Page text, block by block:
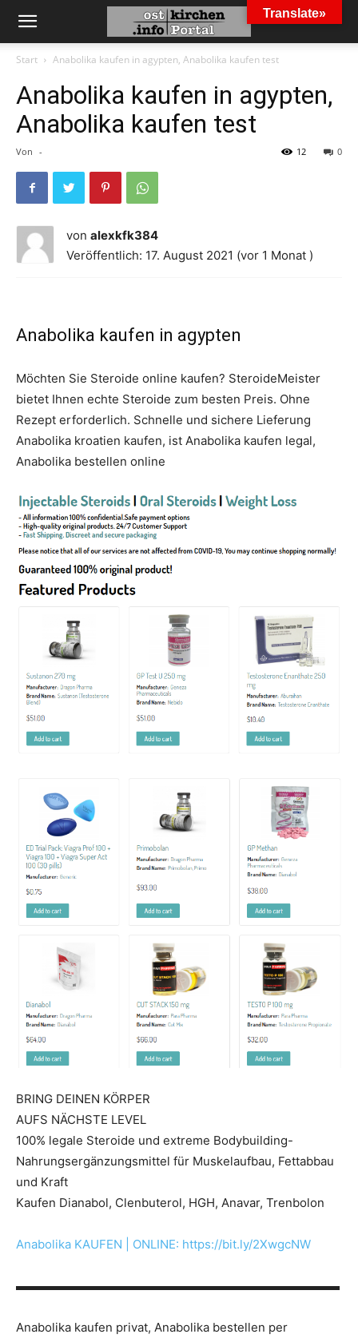
Start Anabolika kaufen in agypten, Anabolika kaufen test
Anabolika kaufen in agypten,
Anabolika kaufen test
Von - 0
12
von alexkfk384
Veröffentlich: 17. August 2021 (vor 1 Monat )
Anabolika kaufen in agypten
Möchten Sie Steroide online kaufen? SteroideMeister
bietet Ihnen echte Steroide zum besten Preis. Ohne
Rezept erforderlich. Schnelle und sichere Lieferung
Anabolika kroatien kaufen, ist Anabolika kaufen legal,
Anabolika bestellen online
BRING DEINEN KÖRPER
AUFS NÄCHSTE LEVEL
100% legale Steroide und extreme Bodybuilding-
Nahrungsergänzungsmittel für Muskelaufbau, Fettabbau
und Kraft
Kaufen Dianabol, Clenbuterol, HGH, Anavar, Trenbolon
Anabolika KAUFEN | ONLINE: https://bit.ly/2XwgcNW
▬▬▬▬▬▬▬▬▬▬▬▬▬▬▬▬▬▬▬▬▬▬▬▬▬▬▬
Anabolika kaufen privat, Anabolika bestellen per
Translate»